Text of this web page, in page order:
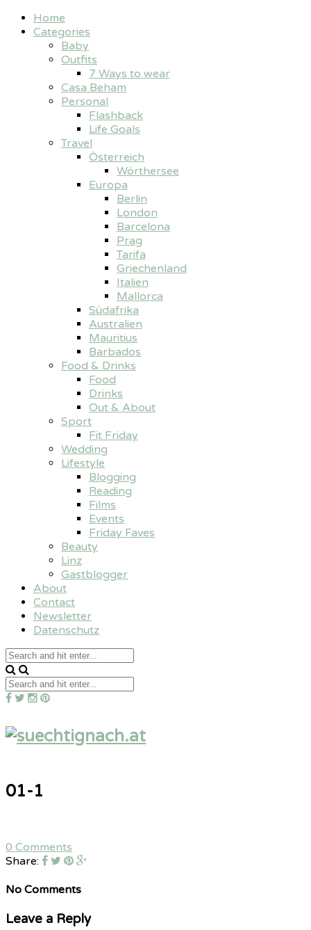
Home
Categories
Baby
Outfits
7 Ways to wear
Casa Beham
Personal
Flashback
Life Goals
Travel
Österreich
Wörthersee
Europa
Berlin
London
Barcelona
Prag
Tarifa
Griechenland
Italien
Mallorca
Südafrika
Australien
Mauritius
Barbados
Food & Drinks
Food
Drinks
Out & About
Sport
Fit Friday
Wedding
Lifestyle
Blogging
Reading
Films
Events
Friday Faves
Beauty
Linz
Gastblogger
About
Contact
Newsletter
Datenschutz
01-1
0 Comments
Share:
No Comments
Leave a Reply